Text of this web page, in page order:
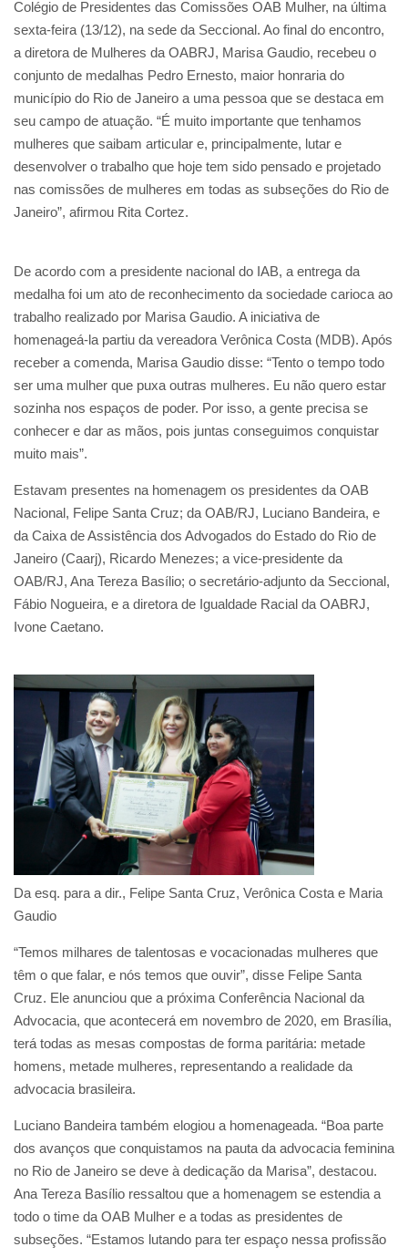
Colégio de Presidentes das Comissões OAB Mulher, na última
sexta-feira (13/12), na sede da Seccional. Ao final do encontro,
a diretora de Mulheres da OABRJ, Marisa Gaudio, recebeu o
conjunto de medalhas Pedro Ernesto, maior honraria do
município do Rio de Janeiro a uma pessoa que se destaca em
seu campo de atuação. “É muito importante que tenhamos
mulheres que saibam articular e, principalmente, lutar e
desenvolver o trabalho que hoje tem sido pensado e projetado
nas comissões de mulheres em todas as subseções do Rio de
Janeiro”, afirmou Rita Cortez.
De acordo com a presidente nacional do IAB, a entrega da
medalha foi um ato de reconhecimento da sociedade carioca ao
trabalho realizado por Marisa Gaudio. A iniciativa de
homenageá-la partiu da vereadora Verônica Costa (MDB). Após
receber a comenda, Marisa Gaudio disse: “Tento o tempo todo
ser uma mulher que puxa outras mulheres. Eu não quero estar
sozinha nos espaços de poder. Por isso, a gente precisa se
conhecer e dar as mãos, pois juntas conseguimos conquistar
muito mais”.
Estavam presentes na homenagem os presidentes da OAB
Nacional, Felipe Santa Cruz; da OAB/RJ, Luciano Bandeira, e
da Caixa de Assistência dos Advogados do Estado do Rio de
Janeiro (Caarj), Ricardo Menezes; a vice-presidente da
OAB/RJ, Ana Tereza Basílio; o secretário-adjunto da Seccional,
Fábio Nogueira, e a diretora de Igualdade Racial da OABRJ,
Ivone Caetano.
Da esq. para a dir., Felipe Santa Cruz, Verônica Costa e Maria
Gaudio
“Temos milhares de talentosas e vocacionadas mulheres que
têm o que falar, e nós temos que ouvir”, disse Felipe Santa
Cruz. Ele anunciou que a próxima Conferência Nacional da
Advocacia, que acontecerá em novembro de 2020, em Brasília,
terá todas as mesas compostas de forma paritária: metade
homens, metade mulheres, representando a realidade da
advocacia brasileira.
Luciano Bandeira também elogiou a homenageada. “Boa parte
dos avanços que conquistamos na pauta da advocacia feminina
no Rio de Janeiro se deve à dedicação da Marisa”, destacou.
Ana Tereza Basílio ressaltou que a homenagem se estendia a
todo o time da OAB Mulher e a todas as presidentes de
subseções. “Estamos lutando para ter espaço nessa profissão